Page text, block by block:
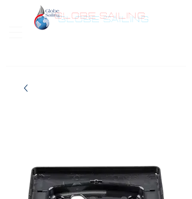
GLOBE SAILING